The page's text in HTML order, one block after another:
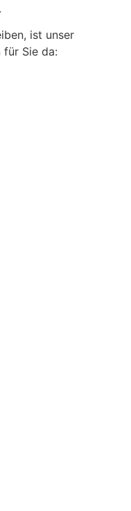
ist unser
Sie da: